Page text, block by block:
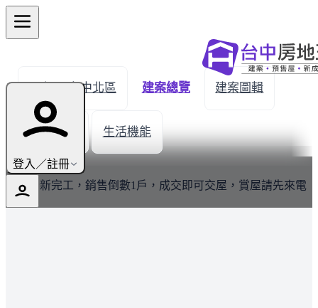
登入／註冊
← 返回台中北區 建案總覽 建案圖輯
建材設備 生活機能
最新
建案全新完工，銷售倒數1戶，成交即可交屋，賞屋請先來電
預約。